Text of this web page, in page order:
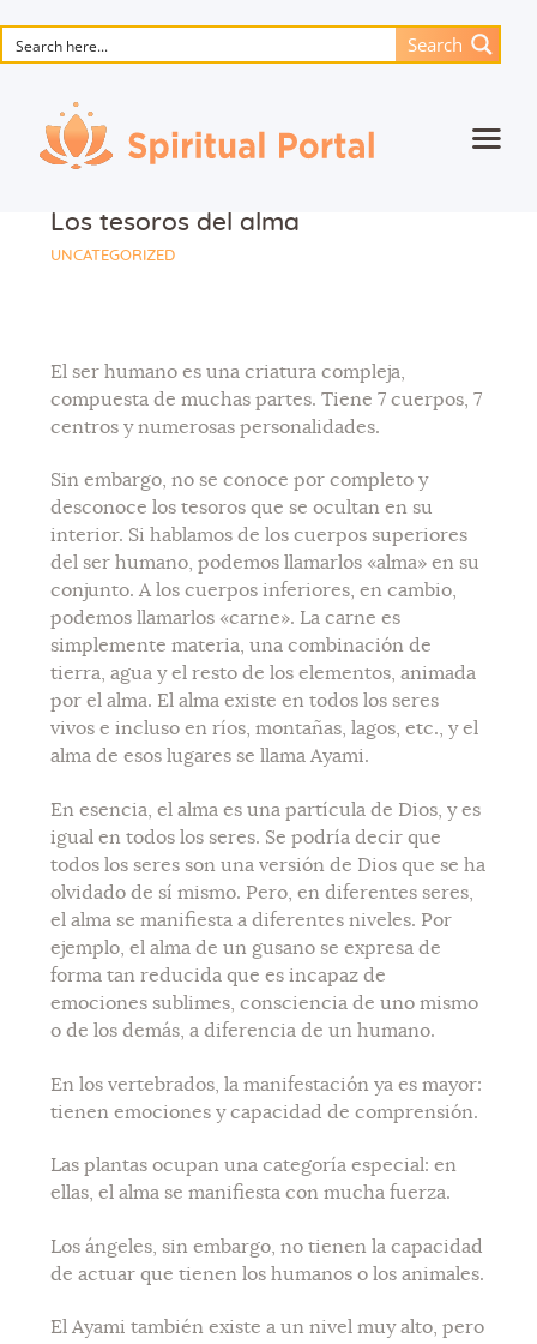
Search
La obra maestra de animación
Musica
Contáctanos
Los tesoros del alma
UNCATEGORIZED
El ser humano es una criatura compleja,
compuesta de muchas partes. Tiene 7 cuerpos, 7
centros y numerosas personalidades.
Sin embargo, no se conoce por completo y
desconoce los tesoros que se ocultan en su
interior. Si hablamos de los cuerpos superiores
del ser humano, podemos llamarlos «alma» en su
conjunto. A los cuerpos inferiores, en cambio,
podemos llamarlos «carne». La carne es
simplemente materia, una combinación de
tierra, agua y el resto de los elementos, animada
por el alma. El alma existe en todos los seres
vivos e incluso en ríos, montañas, lagos, etc., y el
alma de esos lugares se llama Ayami.
En esencia, el alma es una partícula de Dios, y es
igual en todos los seres. Se podría decir que
todos los seres son una versión de Dios que se ha
olvidado de sí mismo. Pero, en diferentes seres,
el alma se manifiesta a diferentes niveles. Por
ejemplo, el alma de un gusano se expresa de
forma tan reducida que es incapaz de
emociones sublimes, consciencia de uno mismo
o de los demás, a diferencia de un humano.
En los vertebrados, la manifestación ya es mayor:
tienen emociones y capacidad de comprensión.
Las plantas ocupan una categoría especial: en
ellas, el alma se manifiesta con mucha fuerza.
Los ángeles, sin embargo, no tienen la capacidad
de actuar que tienen los humanos o los animales.
El Ayami también existe a un nivel muy alto, pero